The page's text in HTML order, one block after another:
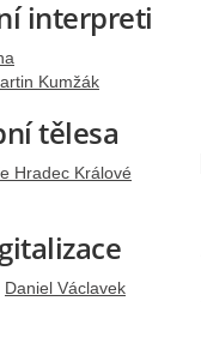
interpreti
Kumžák
tělesa
Hradec Králové
Daniel Václavek